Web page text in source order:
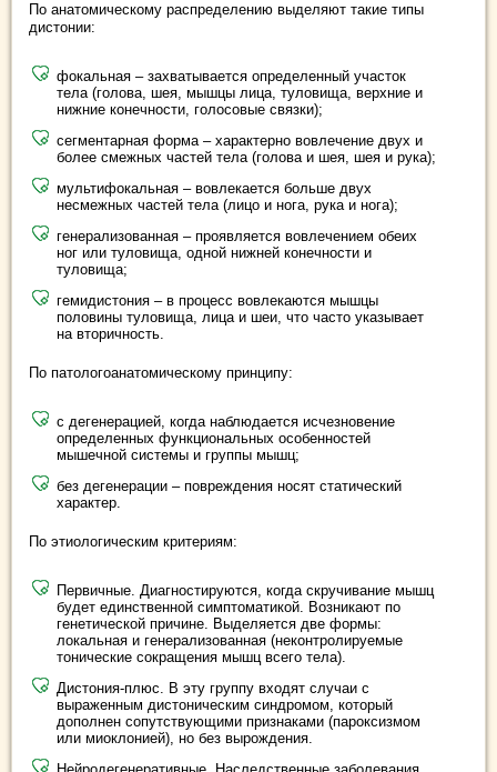
По анатомическому распределению выделяют такие типы
дистонии:
фокальная – захватывается определенный участок
тела (голова, шея, мышцы лица, туловища, верхние и
нижние конечности, голосовые связки);
сегментарная форма – характерно вовлечение двух и
более смежных частей тела (голова и шея, шея и рука);
мультифокальная – вовлекается больше двух
несмежных частей тела (лицо и нога, рука и нога);
генерализованная – проявляется вовлечением обеих
ног или туловища, одной нижней конечности и
туловища;
гемидистония – в процесс вовлекаются мышцы
половины туловища, лица и шеи, что часто указывает
на вторичность.
По патологоанатомическому принципу:
с дегенерацией, когда наблюдается исчезновение
определенных функциональных особенностей
мышечной системы и группы мышц;
без дегенерации – повреждения носят статический
характер.
По этиологическим критериям:
Первичные. Диагностируются, когда скручивание мышц
будет единственной симптоматикой. Возникают по
генетической причине. Выделяется две формы:
локальная и генерализованная (неконтролируемые
тонические сокращения мышц всего тела).
Дистония-плюс. В эту группу входят случаи с
выраженным дистоническим синдромом, который
дополнен сопутствующими признаками (пароксизмом
или миоклонией), но без вырождения.